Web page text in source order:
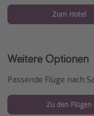
Zum Hotel
Weitere Optionen
Passende Flüge nach
Zu den Flügen